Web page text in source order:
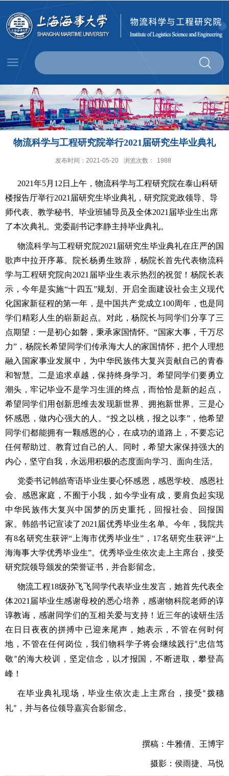
物流科学与工程研究院举行2021届研究生毕业典礼
发布时间：2021-05-20 浏览次数： 1988
2021年5月 12 日上午， 物流科学与工程研究院在泰山科研
楼报告厅举行2021 届研究生毕业典礼，研究院党政领导、导
师代表、教学秘书、毕业班辅导员及全体2021 届毕业生出席
了本次典礼。党委副书记李静主持毕业典礼。
物流科学与工程研究院2021 届研究生毕业典礼在庄严的国
歌声中拉开序幕。
院长杨勇生致辞，杨院长首先代表物流科
学与工程研究院向2021 届毕业生表示热烈的祝贺！杨院长表
示，今年是实施“十四五”规划、开启全面建设社会主义现代
化国家新征程的第一年，是中国共产党成立100周年，也是同
学们精彩人生的崭新起点。对此，杨院长与同学们分享了三
点期望：一是初心如磐，秉承家国情怀。“国家大事，千万尽
力” ，杨院长希望同学们传承海大人的家国情怀，把个人理想
融入国家事业发展中，为中华民族伟大复兴贡献自己的青春
和智慧。二是追求卓越，保持终身学习。希望同学们要勇立
潮头，牢记毕业不是学习生涯的终点，而恰恰是新的起点，
希望同学们用创新思维去发现新世界、拥抱新世界。三是心
怀感恩，做内心强大的人。“投之以桃，报之以李”，他希望
同学们都能拥有一颗感恩的心，在成功的道路上，不要忘记
任何帮助过、教育过自己的人。同时，希望大家保持强大的
内心，坚守自我，永远用积极的态度面向学习、面向生活。
党委书记韩皓寄语毕业生要心怀感恩，感恩学校、感恩社
会、感恩家庭，不囿于小我，如今学业有成，要肩负起实现
中华民族伟大复兴中国梦的历史重托，回报社会、回报国
家。韩皓书记宣读了 2021 届优秀毕业生名单。今年，我院共
有8名研究生获评“ 上海市优秀毕业生” ， 17名研究生获评“ 上
海海事大学优秀毕业生”。优秀毕业生依次走上主席台，接受
研究院领导颁发的荣誉证书，并合影留念。
物流工程18级孙飞飞同学代表毕业生发言，她首先代表全
体2021 届毕业生感谢母校的悉心培养，感谢物科院老师的谆
谆教诲，感谢同学们的互相关爱与支持！近三年的读研生活
在日日夜夜的拼搏中已迎来尾声，她表示，不管在何时何
地，不管在任何岗位，我们物科学子将会继续践行“忠信笃
敬”的海大校训，坚定信念，以才报国，不断进取，攀登高
峰！
在毕业典礼现场，毕业生依次走上主席台，接受“拨穗
礼” ，并与各位领导嘉宾合影留念。
撰稿：牛雅倩 、王博宇
摄影：侯雨捷 马悦